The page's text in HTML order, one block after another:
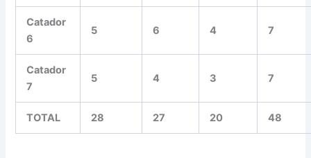
Catador
6
5 6 4 7
Catador
7
5 4 3 7
TOTAL 28 27 20 48